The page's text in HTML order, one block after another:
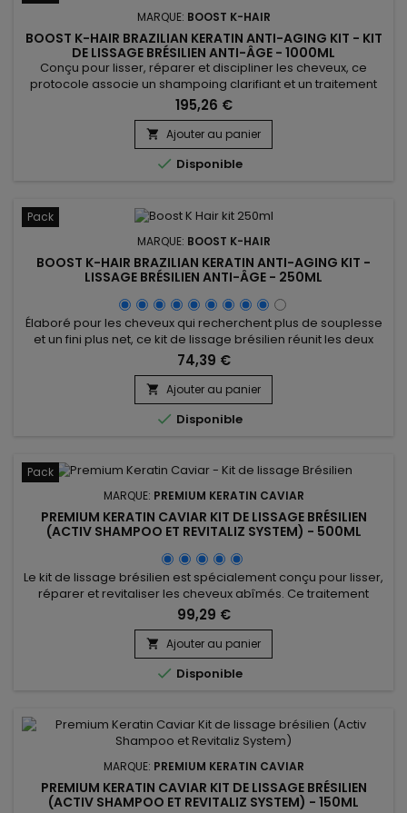
MARQUE: BOOST K-HAIR
BOOST K-HAIR BRAZILIAN KERATIN ANTI-AGING KIT - KIT
DE LISSAGE BRÉSILIEN ANTI-ÂGE - 1000ML
Conçu pour lisser, réparer et discipliner les cheveux, ce
protocole associe un shampoing clarifiant et un traitement
revitalisant à la kératine. Boost K-Hair Kit de Lissage Brésilien
Anti-Âge Capillaire 1000ml aide à préparer la fibre capillaire,
à réduire les frisottis et à améliorer durablement la texture
des cheveux. Idéal pour les cheveux ternes,...
195,26 €
 Ajouter au panier
 Disponible
Pack
MARQUE: BOOST K-HAIR
BOOST K-HAIR BRAZILIAN KERATIN ANTI-AGING KIT -
LISSAGE BRÉSILIEN ANTI-ÂGE - 250ML
Élaboré pour les cheveux qui recherchent plus de souplesse
et un fini plus net, ce kit de lissage brésilien réunit les deux
étapes essentielles d’un protocole lissant : un shampoing
clarifiant pour nettoyer et préparer, puis un soin revitalisant à
la kératine pour lisser, embellir et faciliter le coiffage. Boost
K-Hair Kit de Lissage Brésilien...
74,39 €
 Ajouter au panier
 Disponible
Pack
MARQUE: PREMIUM KERATIN CAVIAR
PREMIUM KERATIN CAVIAR KIT DE LISSAGE BRÉSILIEN
(ACTIV SHAMPOO ET REVITALIZ SYSTEM) - 500ML
Le kit de lissage brésilien est spécialement conçu pour lisser,
réparer et revitaliser les cheveux abîmés. Ce traitement
complet comprend l'Activ Shampoo, qui nettoie en
profondeur et prépare les cheveux pour un lissage optimal,
ainsi que le Revitaliz System, une formule enrichie en
kératine, extraits de cacao, huile de noix de coco et camélia.
Ce...
99,29 €
 Ajouter au panier
 Disponible
MARQUE: PREMIUM KERATIN CAVIAR
PREMIUM KERATIN CAVIAR KIT DE LISSAGE BRÉSILIEN
(ACTIV SHAMPOO ET REVITALIZ SYSTEM) - 150ML